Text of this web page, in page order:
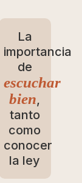
La
importancia
de
escuchar
bien,
tanto
como
conocer
la ley